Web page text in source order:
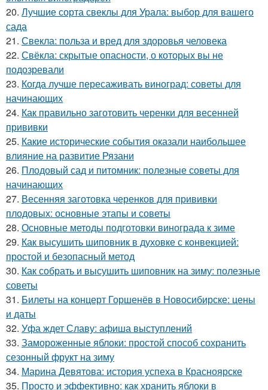
20. Лучшие сорта свеклы для Урала: выбор для вашего
сада
21. Свекла: польза и вред для здоровья человека
22. Свёкла: скрытые опасности, о которых вы не
подозревали
23. Когда лучше пересаживать виноград: советы для
начинающих
24. Как правильно заготовить черенки для весенней
прививки
25. Какие исторические события оказали наибольшее
влияние на развитие Рязани
26. Плодовый сад и питомник: полезные советы для
начинающих
27. Весенняя заготовка черенков для прививки
плодовых: основные этапы и советы
28. Основные методы подготовки винограда к зиме
29. Как высушить шиповник в духовке с конвекцией:
простой и безопасный метод
30. Как собрать и высушить шиповник на зиму: полезные
советы
31. Билеты на концерт Горшенёв в Новосибирске: цены
и даты
32. Уфа ждет Славу: афиша выступлений
33. Замороженные яблоки: простой способ сохранить
сезонный фрукт на зиму
34. Марина Девятова: история успеха в Красноярске
35. Просто и эффективно: как хранить яблоки в